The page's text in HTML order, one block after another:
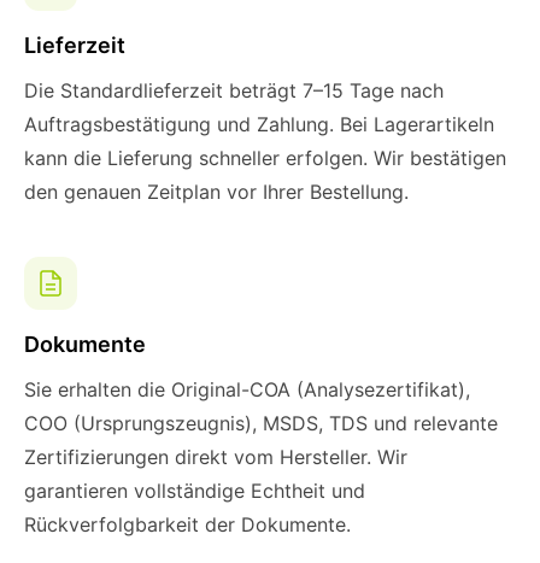
Lieferzeit
Die Standardlieferzeit beträgt 7–15 Tage nach
Auftragsbestätigung und Zahlung. Bei Lagerartikeln
kann die Lieferung schneller erfolgen. Wir bestätigen
den genauen Zeitplan vor Ihrer Bestellung.
Dokumente
Sie erhalten die Original-COA (Analysezertifikat),
COO (Ursprungszeugnis), MSDS, TDS und relevante
Zertifizierungen direkt vom Hersteller. Wir
garantieren vollständige Echtheit und
Rückverfolgbarkeit der Dokumente.